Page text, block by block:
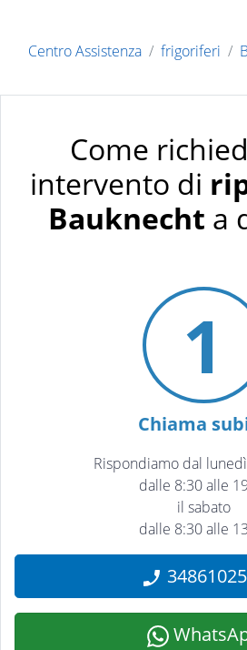
Centro Assistenza frigoriferi
Come
intervento di
Bauknecht a
1
Chiama
Rispondiamo dal
dalle 8:30 alle
il sabato
dalle 8:30 alle